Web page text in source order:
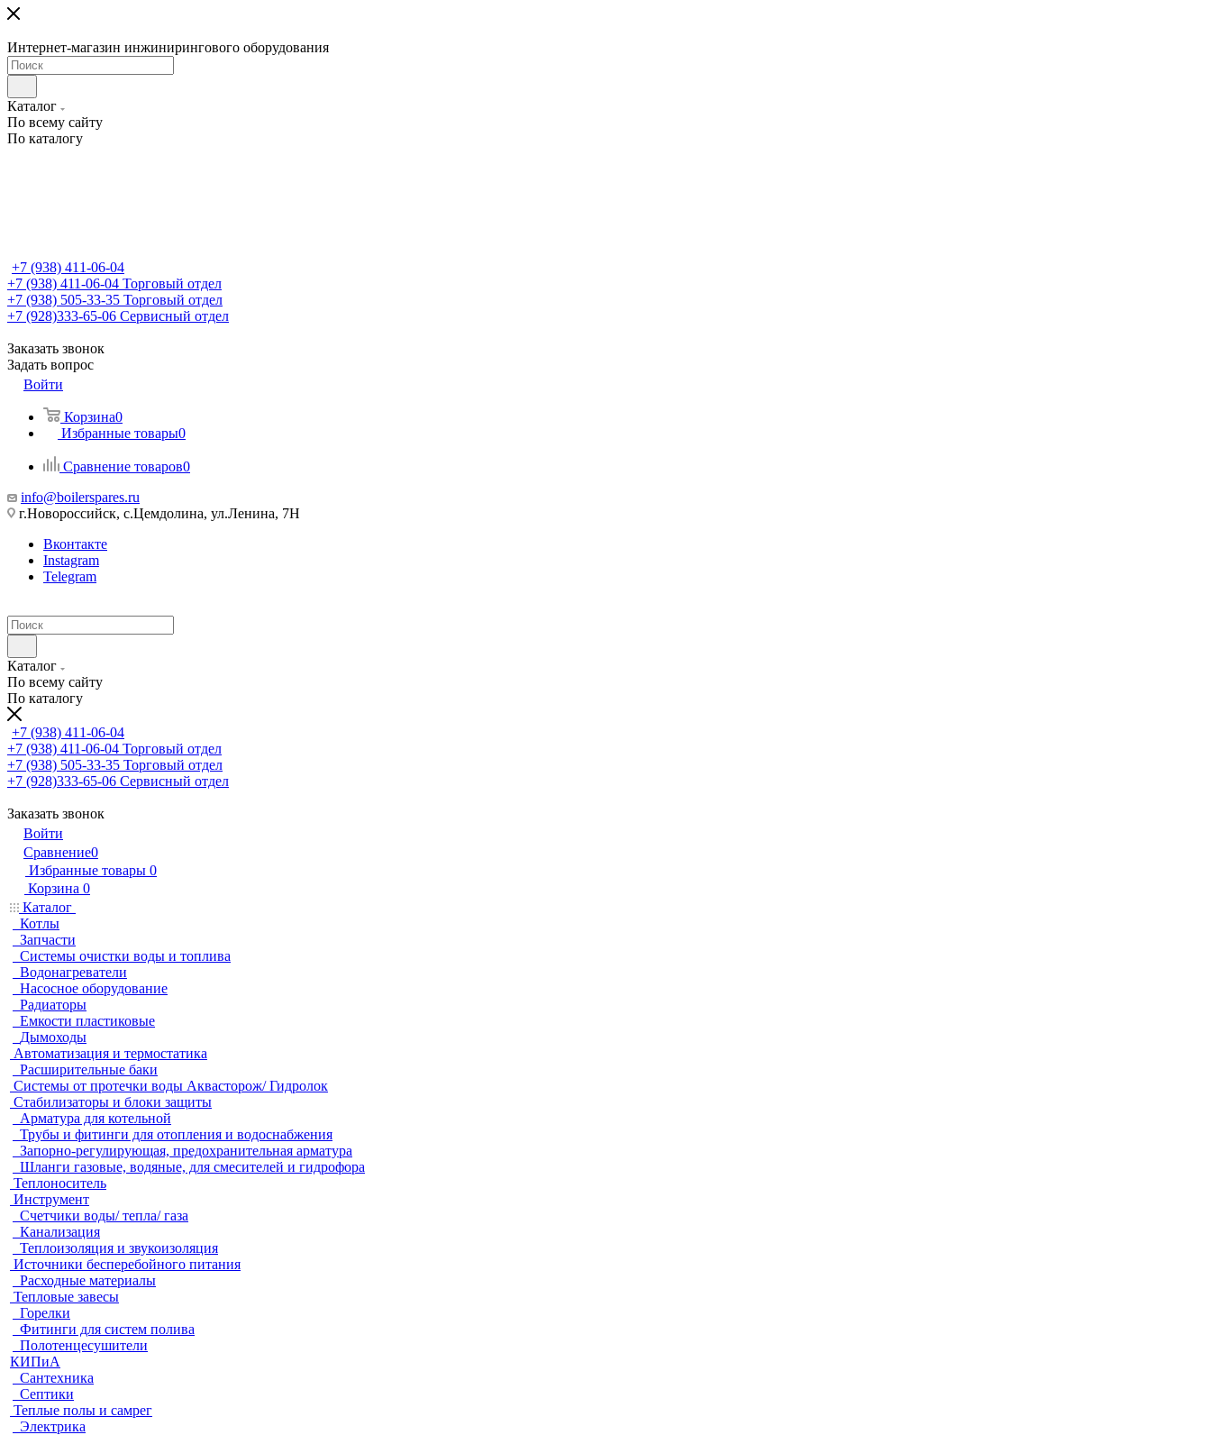
Интернет-магазин инжинирингового оборудования
Каталог
По всему сайту
По каталогу
+7 (938) 411-06-04
+7 (938) 411-06-04 Торговый отдел
+7 (938) 505-33-35 Торговый отдел
+7 (928)333-65-06 Сервисный отдел
Заказать звонок
Задать вопрос
Войти
Корзина0
Избранные товары0
Сравнение товаров0
info@boilerspares.ru
г.Новороссийск, с.Цемдолина, ул.Ленина, 7Н
Вконтакте
Instagram
Telegram
Каталог
По всему сайту
По каталогу
+7 (938) 411-06-04
+7 (938) 411-06-04 Торговый отдел
+7 (938) 505-33-35 Торговый отдел
+7 (928)333-65-06 Сервисный отдел
Заказать звонок
Войти
Сравнение0
Избранные товары 0
Корзина 0
Каталог
Котлы
Запчасти
Системы очистки воды и топлива
Водонагреватели
Насосное оборудование
Радиаторы
Емкости пластиковые
Дымоходы
Автоматизация и термостатика
Расширительные баки
Системы от протечки воды Аквасторож/ Гидролок
Стабилизаторы и блоки защиты
Арматура для котельной
Трубы и фитинги для отопления и водоснабжения
Запорно-регулирующая, предохранительная арматура
Шланги газовые, водяные, для смесителей и гидрофора
Теплоноситель
Инструмент
Счетчики воды/ тепла/ газа
Канализация
Теплоизоляция и звукоизоляция
Источники бесперебойного питания
Расходные материалы
Тепловые завесы
Горелки
Фитинги для систем полива
Полотенцесушители
КИПиА
Сантехника
Септики
Теплые полы и самрег
Электрика